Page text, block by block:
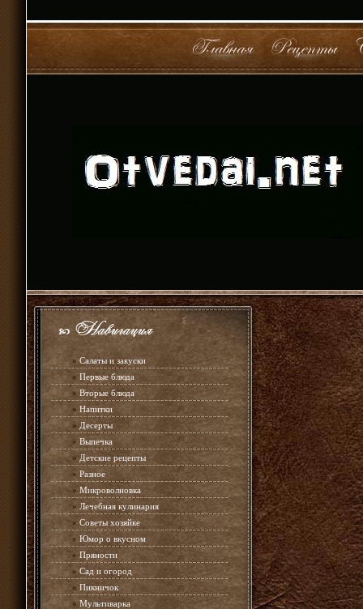
» Салаты и закуски
» Первые блюда
» Вторые блюда
» Напитки
»Десерты
» Выпечка
» Детские рецепты
» Разное
» Микроволновка
» Лечебная кулинария
» Советы хозяйке
» Юмор о вкусном
» Пряности
» Сад и огород
» Пикничок
» Мультиварка